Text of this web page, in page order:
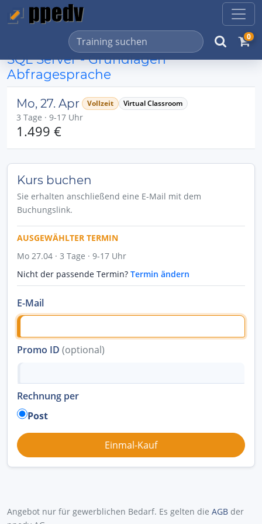
0
SQL Server - Grundlagen
Abfragesprache
Mo, 27. Apr Vollzeit Virtual Classroom
3 Tage · 9-17 Uhr
1.499 €
Kurs buchen
Sie erhalten anschließend eine E-Mail mit dem
Buchungslink.
AUSGEWÄHLTER TERMIN
Mo 27.04 · 3 Tage · 9-17 Uhr
Nicht der passende Termin? Termin ändern
E-Mail
Promo ID (optional)
Rechnung per
Post
Angebot nur für gewerblichen Bedarf. Es gelten die AGB der